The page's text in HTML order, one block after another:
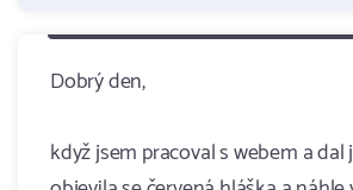
Dobrý den,
když jsem pracoval s webem a